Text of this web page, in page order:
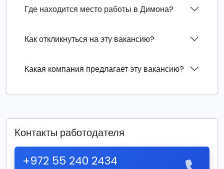
Где находится место работы в Димона?
Как откликнуться на эту вакансию?
Какая компания предлагает эту вакансию?
Контакты работодателя
+972 55 240 2434